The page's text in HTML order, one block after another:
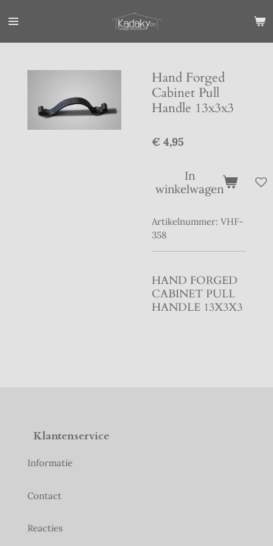
direct
Hand Forged
Cabinet Pull
Handle 13x3x3
€ 4,95
In
winkelwagen
Artikelnummer: VHF-
358
HAND FORGED
CABINET PULL
HANDLE 13X3X3
Klantenservice
Informatie
Contact
Reacties